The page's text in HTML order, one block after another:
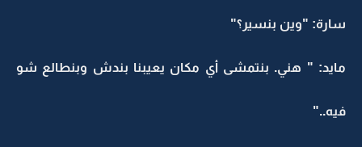
سارة: "وين بنسير؟"
مايد: " هني. بنتمشى أي مكان يعيبنا بندش وبنطالع شو
فيه.."